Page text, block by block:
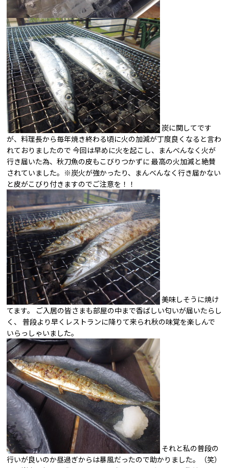
炭に関してです
が、料理長から毎年焼き終わる頃に火の加減が丁度良くなると言わ
れておりましたので 今回は早めに火を起こし、まんべんなく火が
行き届いた為、秋刀魚の皮もこびりつかずに 最高の火加減と絶賛
されていました。※炭火が強かったり、まんべんなく行き届かない
と皮がこびり付きますのでご注意を！！
美味しそうに焼け
てます。 ご入居の皆さまも部屋の中まで香ばしい匂いが届いたらし
く、 普段より早くレストランに降りて来られ秋の味覚を楽しんで
いらっしゃいました。
それと私の普段の
行いが良いのか昼過ぎからは暴風だったので助かりました。（笑）